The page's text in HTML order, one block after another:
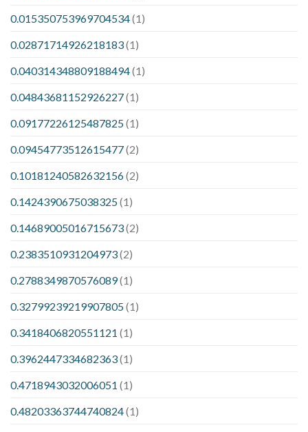
0.015350753969704534(1)
0.02871714926218183(1)
0.040314348809188494(1)
0.04843681152926227(1)
0.09177226125487825(1)
0.09454773512615477(2)
0.10181240582632156(2)
0.1424390675038325(1)
0.14689005016715673(2)
0.2383510931204973(2)
0.2788349870576089(1)
0.32799239219907805(1)
0.3418406820551121 (1)
0.3962447334682363(1)
0.4718943032006051 (1)
0.48203363744740824(1)